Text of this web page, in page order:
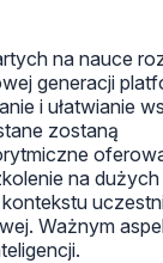
na nauce
generacji
i ułatwianie
zostaną
na
Ważnym